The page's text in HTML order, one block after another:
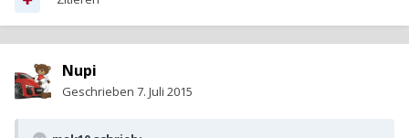
Nupi
Geschrieben 7. Juli 2015